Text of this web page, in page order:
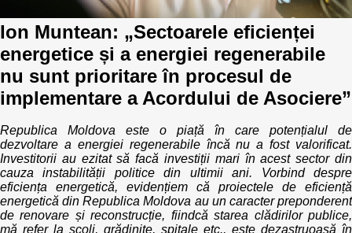
Letters of thanks
Media about IDIS
Projects in progres
Implemented projects
Procedures manual
Social policies
Investigations in public procurement
Regional policy
Governance transparency
Sociometric Laboratory
People Watch
Ion Muntean: „Sectoarele eficienței
energetice și a energiei regenerabile
nu sunt prioritare în procesul de
implementare a Acordului de Asociere”
Republica Moldova este o piață în care potențialul de
dezvoltare a energiei regenerabile încă nu a fost valorificat.
Investitorii au ezitat să facă investiții mari în acest sector din
cauza instabilității politice din ultimii ani. Vorbind despre
eficiența energetică, evidențiem că proiectele de eficiență
energetică din Republica Moldova au un caracter preponderent
de renovare și reconstrucție, fiindcă starea clădirilor publice,
mă refer la școli, grădinițe, spitale etc., este dezastruoasă în